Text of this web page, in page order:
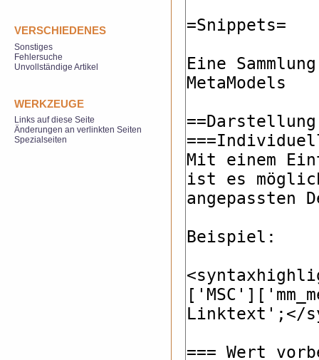
VERSCHIEDENES
Sonstiges
Fehlersuche
Unvollständige Artikel
WERKZEUGE
Links auf diese Seite
Änderungen an verlinkten Seiten
Spezialseiten